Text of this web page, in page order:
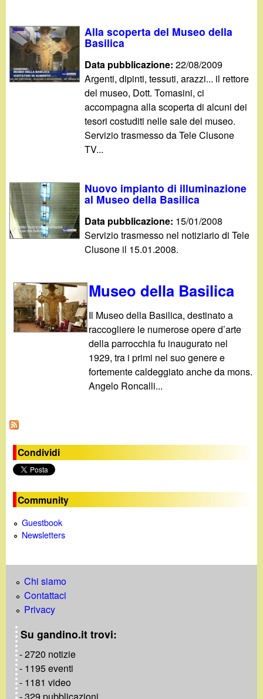
Alla scoperta del Museo della
Basilica
Data pubblicazione:22/08/2009
Argenti, dipinti, tessuti, arazzi... il rettore
del museo, Dott. Tomasini, ci
accompagna alla scoperta di alcuni dei
tesori costuditi nelle sale del museo.
Servizio trasmesso da Tele Clusone
TV...
Nuovo impianto di illuminazione
al Museo della Basilica
Data pubblicazione: 15/01/2008
Servizio trasmesso nel notiziario di Tele
Clusone il 15.01.2008.
Museo della Basilica
Il Museo della Basilica, destinato a
raccogliere le numerose opere d’arte
della parrocchia fu inaugurato nel
1929, tra i primi nel suo genere e
fortemente caldeggiato anche da mons.
Angelo Roncalli...
Condividi
Community
Guestbook
Newsletters
Chi siamo
Contattaci
Privacy
Su gandino.it trovi:
- 2720 notizie
- 1195 eventi
- 1181 video